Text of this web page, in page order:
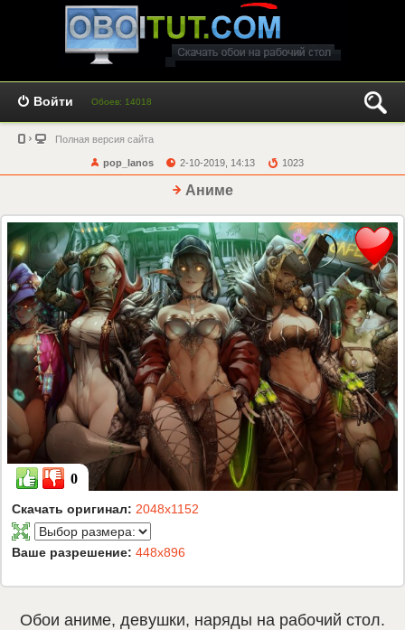
Войти Обоев: 14018
Полная версия сайта
pop_lanos 2-10-2019, 14:13 1023
Аниме
0
Скачать оригинал: 2048x1152
Ваше разрешение: 448x896
Обои аниме, девушки, наряды на рабочий стол.